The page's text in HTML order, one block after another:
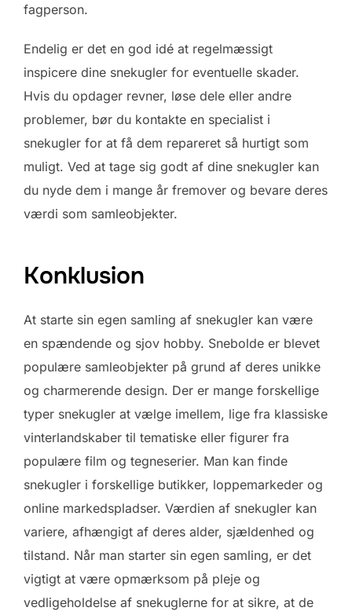
fagperson.
Endelig er det en god idé at regelmæssigt
inspicere dine snekugler for eventuelle skader.
Hvis du opdager revner, løse dele eller andre
problemer, bør du kontakte en specialist i
snekugler for at få dem repareret så hurtigt som
muligt. Ved at tage sig godt af dine snekugler kan
du nyde dem i mange år fremover og bevare deres
værdi som samleobjekter.
Konklusion
At starte sin egen samling af snekugler kan være
en spændende og sjov hobby. Snebolde er blevet
populære samleobjekter på grund af deres unikke
og charmerende design. Der er mange forskellige
typer snekugler at vælge imellem, lige fra klassiske
vinterlandskaber til tematiske eller figurer fra
populære film og tegneserier. Man kan finde
snekugler i forskellige butikker, loppemarkeder og
online markedspladser. Værdien af snekugler kan
variere, afhængigt af deres alder, sjældenhed og
tilstand. Når man starter sin egen samling, er det
vigtigt at være opmærksom på pleje og
vedligeholdelse af snekuglerne for at sikre, at de